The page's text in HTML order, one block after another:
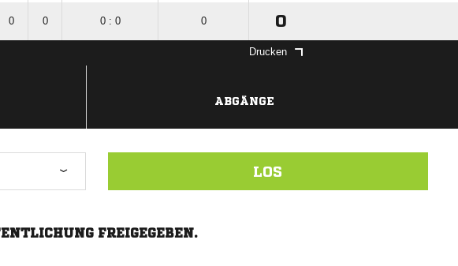
0 0 0 : 0 0 0
Drucken
ABGÄNGE
LOS
FREIGEGEBEN.